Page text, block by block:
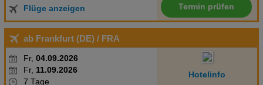
Flüge anzeigen
Termin prüfen
ab Frankfurt (DE) / FRA
Fr, 04.09.2026
Fr, 11.09.2026
7 Tage
Hotelinfo